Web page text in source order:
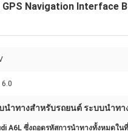
Navigation Interface
6.0
นำทางสำหรับรถยนต์ ระบบนำทา
A6L ซึ่งถอดรหัสการนำทางทั้งหมดใน